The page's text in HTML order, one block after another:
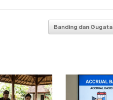
Banding dan